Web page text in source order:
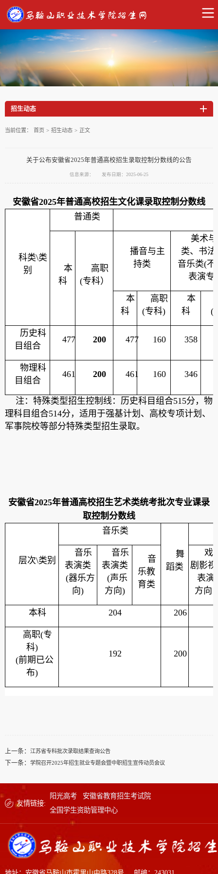
招生动态
当前位置： 首页 > 招生动态 > 正文
关于公布安徽省2025年普通高校招生录取控制分数线的公告
信息来源： 发布日期：2025-06-25
安徽省2025年普通高校招生文化课录取控制分数线
科类\类
别
普通类
本
科
高职
(专科）
播音与主
持类
美术
类、书法
音乐类(不
表演专
本
科
高职
(专科)
本
科
(
历史科
目组合
477 200 477 160 358
物理科
目组合
461 200 461 160 346
注：特殊类型招生控制线：历史科目组合515分，物
理科目组合514分，适用于强基计划、高校专项计划、
军事院校等部分特殊类型招生录取。
安徽省2025年普通高校招生艺术类统考批次专业课录
取控制分数线
层次\类别
音乐类
舞
蹈类
音乐
表演类
(器乐方
向)
音乐
表演类
(声乐
方向)
音
乐教
育类
戏
剧影视
表演
方向
本科 204 206
高职(专
科)
(前期已公
布)
192 200
上一条： 江苏省专科批次录取结果查询公告
下一条： 学院召开2025年招生就业专题会暨中职招生宣传动员会议
友情链接:
阳光高考
安徽省教育招生考试院
全国学生资助管理中心